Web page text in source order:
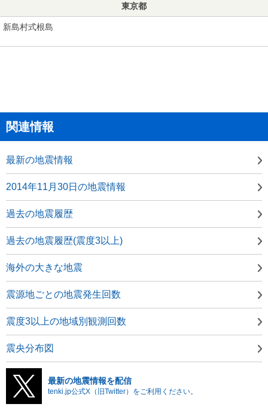
東京都
新島村式根島
関連情報
最新の地震情報
2014年11月30日の地震情報
過去の地震履歴
過去の地震履歴(震度3以上)
海外の大きな地震
震源地ごとの地震発生回数
震度3以上の地域別観測回数
震央分布図
最新の地震情報を配信
tenki.jp公式X（旧Twitter）をご利用ください。